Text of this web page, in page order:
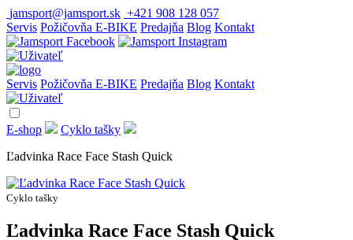
jamsport@jamsport.sk +421 908 128 057
Servis Požičovňa E-BIKE Predajňa Blog Kontakt
Servis Požičovňa E-BIKE Predajňa Blog Kontakt
E-shop
Cyklo tašky
Ľadvinka Race Face Stash Quick
Cyklo tašky
Ľadvinka Race Face Stash Quick